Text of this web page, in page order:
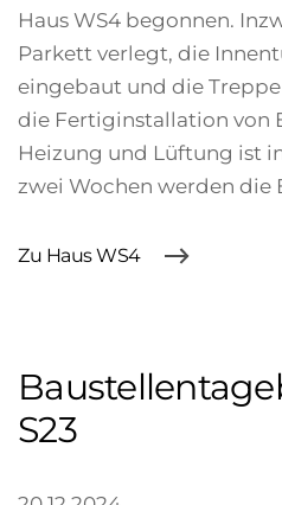
Haus WS4 begonnen.
Parkett verlegt, die
eingebaut und die
die Fertiginstallation von
Heizung und Lüftung ist
zwei Wochen werden die
Zu Haus WS4
S23